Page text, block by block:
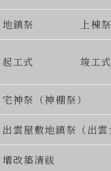
地鎮祭 上棟祭
起工式 竣工式
宅神祭（神棚祭）
出雲屋敷地鎮祭（出雲
増改築清祓